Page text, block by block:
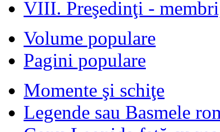
VIII. Preşedinţi -
Volume populare
Pagini populare
Momente şi schiţe
Legende sau Basmele